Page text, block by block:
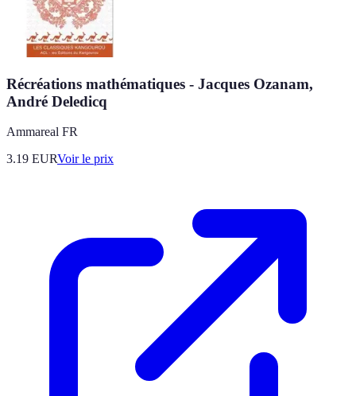
Récréations mathématiques - Jacques Ozanam,
André Deledicq
Ammareal FR
3.19 EURVoir le prix